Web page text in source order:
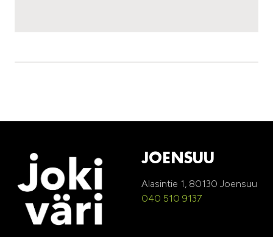
JOENSUU
Alasintie 1, 80130 Joensuu
040 510 9137